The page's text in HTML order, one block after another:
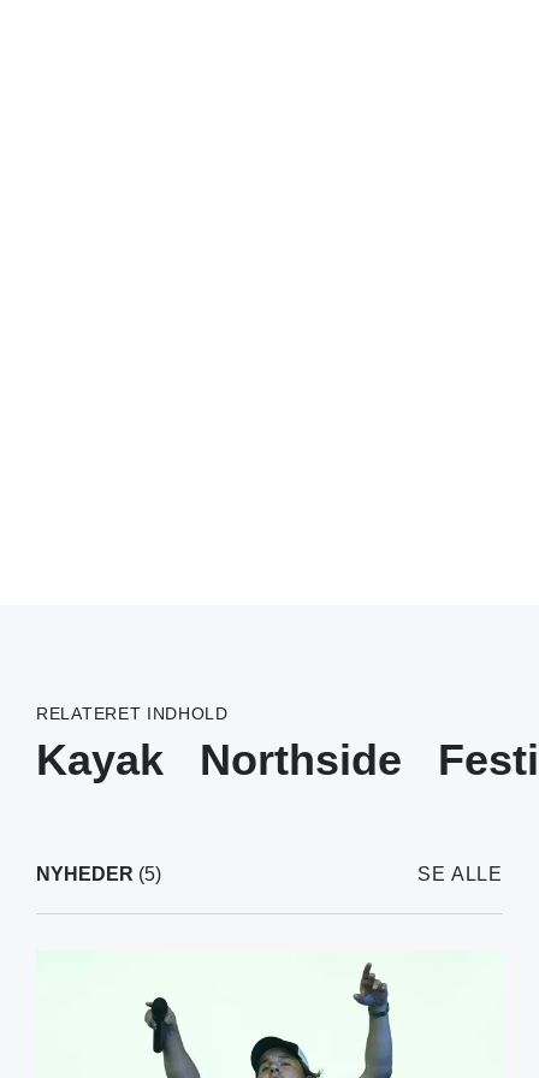
RELATERET INDHOLD
Kayak Northside
NYHEDER (5) SE ALLE